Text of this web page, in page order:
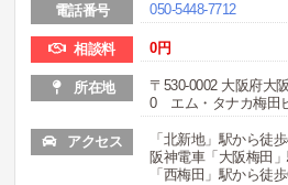
電話番号 050-5448-7712
相談料 0円
所在地
〒530-0002 大阪府大
0 エム・タナカ梅田
アクセス
「北新地」駅から徒
阪神電車「大阪梅田
「西梅田」駅から徒